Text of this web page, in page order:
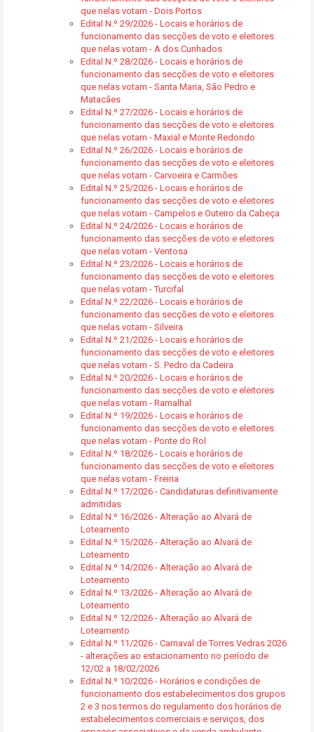
que nelas votam - Dois Portos
Edital N.º 29/2026 - Locais e horários de
funcionamento das secções de voto e eleitores
que nelas votam - A dos Cunhados
Edital N.º 28/2026 - Locais e horários de
funcionamento das secções de voto e eleitores
que nelas votam - Santa Maria, São Pedro e
Matacães
Edital N.º 27/2026 - Locais e horários de
funcionamento das secções de voto e eleitores
que nelas votam - Maxial e Monte Redondo
Edital N.º 26/2026 - Locais e horários de
funcionamento das secções de voto e eleitores
que nelas votam - Carvoeira e Carmões
Edital N.º 25/2026 - Locais e horários de
funcionamento das secções de voto e eleitores
que nelas votam - Campelos e Outeiro da Cabeça
Edital N.º 24/2026 - Locais e horários de
funcionamento das secções de voto e eleitores
que nelas votam - Ventosa
Edital N.º 23/2026 - Locais e horários de
funcionamento das secções de voto e eleitores
que nelas votam - Turcifal
Edital N.º 22/2026 - Locais e horários de
funcionamento das secções de voto e eleitores
que nelas votam - Silveira
Edital N.º 21/2026 - Locais e horários de
funcionamento das secções de voto e eleitores
que nelas votam - S. Pedro da Cadeira
Edital N.º 20/2026 - Locais e horários de
funcionamento das secções de voto e eleitores
que nelas votam - Ramalhal
Edital N.º 19/2026 - Locais e horários de
funcionamento das secções de voto e eleitores
que nelas votam - Ponte do Rol
Edital N.º 18/2026 - Locais e horários de
funcionamento das secções de voto e eleitores
que nelas votam - Freiria
Edital N.º 17/2026 - Candidaturas definitivamente
admitidas
Edital N.º 16/2026 - Alteração ao Alvará de
Loteamento
Edital N.º 15/2026 - Alteração ao Alvará de
Loteamento
Edital N.º 14/2026 - Alteração ao Alvará de
Loteamento
Edital N.º 13/2026 - Alteração ao Alvará de
Loteamento
Edital N.º 12/2026 - Alteração ao Alvará de
Loteamento
Edital N.º 11/2026 - Carnaval de Torres Vedras 2026
- alterações ao estacionamento no período de
12/02 a 18/02/2026
Edital N.º 10/2026 - Horários e condições de
funcionamento dos estabelecimentos dos grupos
2 e 3 nos termos do regulamento dos horários de
estabelecimentos comerciais e serviços, dos